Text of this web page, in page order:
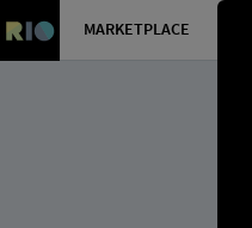
MARKETPLACE